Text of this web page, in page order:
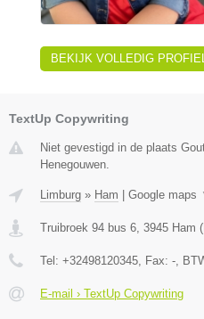
BEKIJK VOLLEDIG
TextUp Copywriting
Niet gevestigd in de plaats
Henegouwen.
Limburg » Ham Google maps
Truibroek 94 bus 6, 3945 Ham (
Tel: +32498120345, Fax: -,
E-mail › TextUp Copywriting